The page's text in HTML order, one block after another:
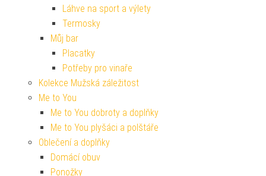
Láhve na sport a výlety
Termosky
Můj bar
Placatky
Potřeby pro vinaře
Kolekce Mužská záležitost
Me to You
Me to You dobroty a doplňky
Me to You plyšáci a polštáře
Oblečení a doplňky
Domácí obuv
Ponožky